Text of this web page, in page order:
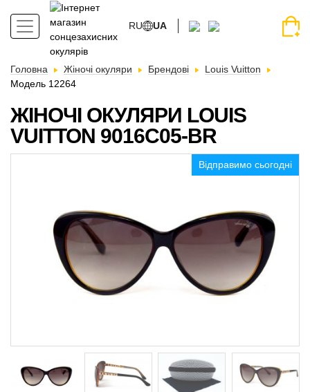
RU UA
Головна Жіночі окуляри Брендові
Louis Vuitton
Модель 12264
ЖІНОЧІ ОКУЛЯРИ LOUIS
VUITTON 9016C05-BR
Відправимо сьогодні